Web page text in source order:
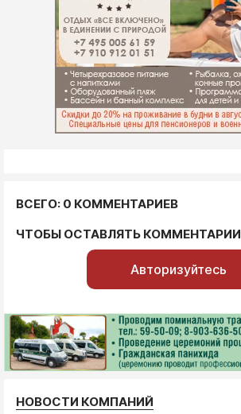
ВСЕГО: 0 КОММЕНТАРИЕВ
ЧТОБЫ ОСТАВЛЯТЬ КОММЕНТАРИИ
Авторизуйтесь
НОВОСТИ КОМПАНИЙ